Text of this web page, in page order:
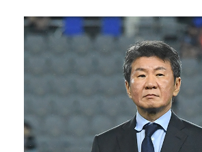
[ST포토] 홀아웃 하는 박현경
[ST포토] 김시현, 홀컵에 붙인다